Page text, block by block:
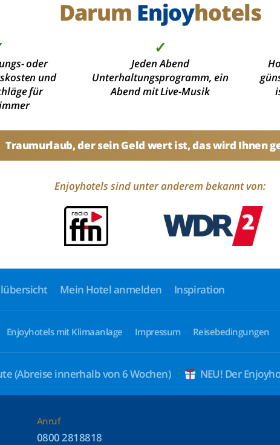
Darum Enjoyhotels
oder
und
für
✓
Jeden Abend
Unterhaltungsprogramm, ein
Abend mit Live-Musik
Traumurlaub, der sein Geld wert ist, das wird Ihnen
Enjoyhotels sind unter anderem bekannt von:
Mein Hotel anmelden Inspiration
Enjoyhotels mit Klimaanlage Impressum Reisebedingungen
(Abreise innerhalb von 6 Wochen) NEU! Der
Anruf
0800 2818818